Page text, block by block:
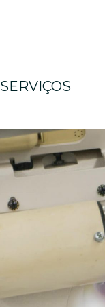
SERVIÇOS